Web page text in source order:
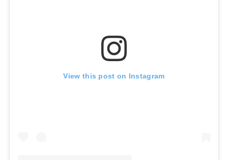
View this post on Instagram